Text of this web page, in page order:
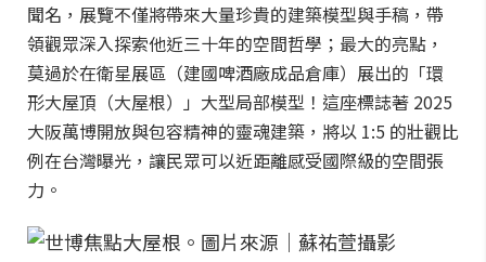
聞名，展覽不僅將帶來大量珍貴的建築模型與手稿，帶
領觀眾深入探索他近三十年的空間哲學；最大的亮點，
莫過於在衛星展區（建國啤酒廠成品倉庫）展出的「環
形大屋頂（大屋根）」大型局部模型！這座標誌著 2025
大阪萬博開放與包容精神的靈魂建築，將以 1:5 的壯觀比
例在台灣曝光，讓民眾可以近距離感受國際級的空間張
力。